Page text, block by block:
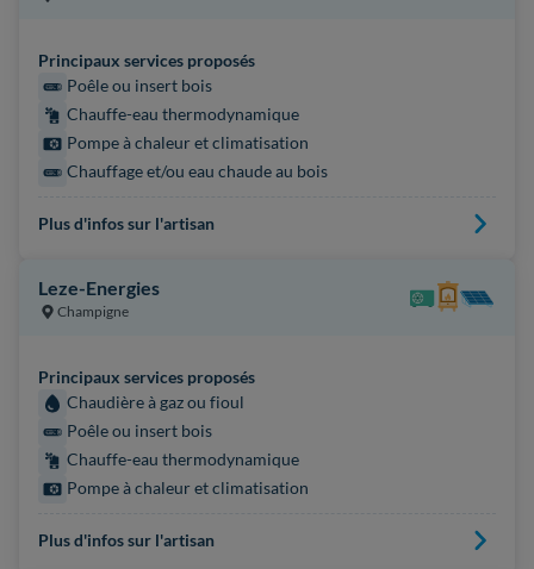
Principaux services proposés
Poêle ou insert bois
Chauffe-eau thermodynamique
Pompe à chaleur et climatisation
Chauffage et/ou eau chaude au bois
Plus d'infos sur l'artisan
Leze-Energies
Champigne
Principaux services proposés
Chaudière à gaz ou fioul
Poêle ou insert bois
Chauffe-eau thermodynamique
Pompe à chaleur et climatisation
Plus d'infos sur l'artisan